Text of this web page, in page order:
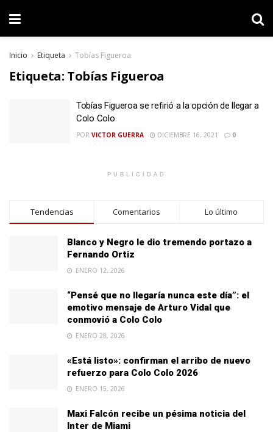
Inicio Etiqueta Tobías Figueroa
Etiqueta: Tobías Figueroa
Tobías Figueroa se refirió a la opción de llegar a
Colo Colo
POR VICTOR GUERRA DICIEMBRE 16, 2021 0
PUBLICIDAD
Tendencias Comentarios Lo último
Blanco y Negro le dio tremendo portazo a
Fernando Ortiz
ENERO 12, 2026
“Pensé que no llegaría nunca este día”: el
emotivo mensaje de Arturo Vidal que
conmovió a Colo Colo
ENERO 28, 2026
«Está listo»: confirman el arribo de nuevo
refuerzo para Colo Colo 2026
ENERO 15, 2026
Maxi Falcón recibe un pésima noticia del
Inter de Miami